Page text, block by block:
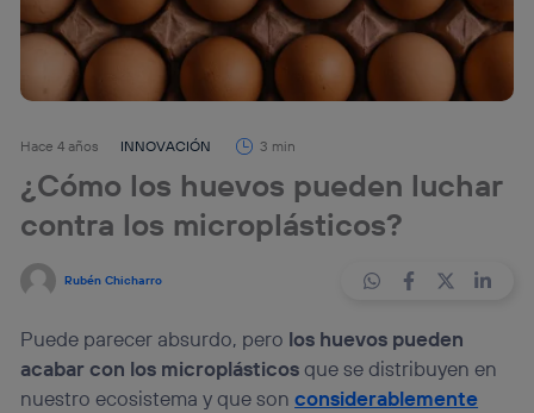
Hace 4 años INNOVACIÓN 3 min
¿Cómo los huevos pueden luchar
contra los microplásticos?
Rubén Chicharro
Puede parecer absurdo, pero los huevos pueden
acabar con los microplásticosque se distribuyen en
nuestro ecosistema y que sonconsiderablemente